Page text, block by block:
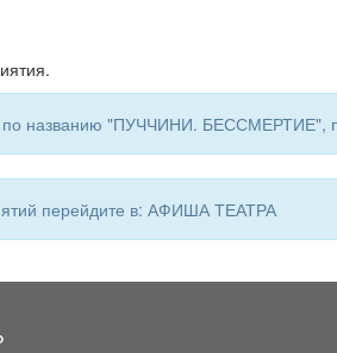
по названию "ПУЧЧИНИ. БЕССМЕРТИЕ",
перейдите в: АФИША ТЕАТРА